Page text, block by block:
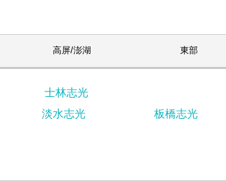
高屏/澎湖 東部
士林志光
淡水志光
板橋志光